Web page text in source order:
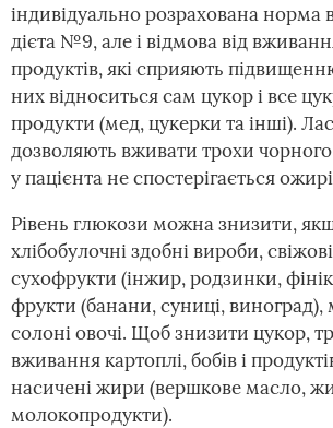
індивідуально розрахована норма
дієта №9, але і відмова від
продуктів, які сприяють
них відноситься сам цукор і все
продукти (мед, цукерки та інші).
дозволяють вживати трохи
у пацієнта не спостерігається
Рівень глюкози можна знизити,
хлібобулочні здобні вироби,
сухофрукти (інжир, родзинки,
фрукти (банани, суниці, виноград),
солоні овочі. Щоб знизити цукор,
вживання картоплі, бобів і
насичені жири (вершкове масло,
молокопродукти).